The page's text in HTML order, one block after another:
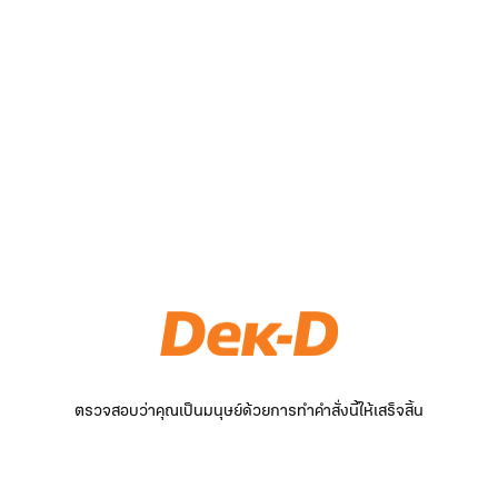
ตรวจสอบว่าคุณเป็นมนุษย์ด้วยการทำคำสั่งนี้ให้เสร็จสิ้น